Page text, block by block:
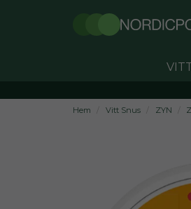
Hem Vitt Snus ZYN